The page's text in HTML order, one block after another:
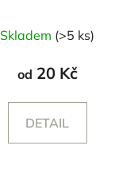
Skladem (>5 ks)
od 20 Kč
DETAIL